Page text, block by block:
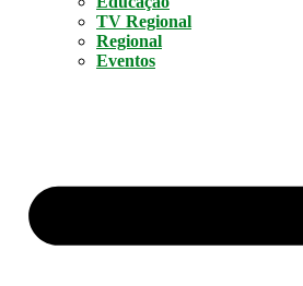
TV Regional
Regional
Eventos